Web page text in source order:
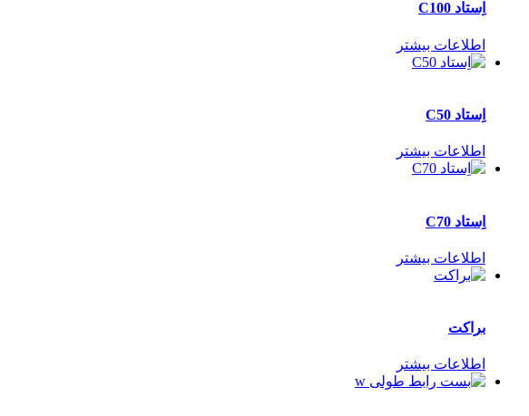
اِستاد C100
اطلاعات بیشتر
اِستاد C50
اطلاعات بیشتر
اِستاد C70
اطلاعات بیشتر
براکت
اطلاعات بیشتر